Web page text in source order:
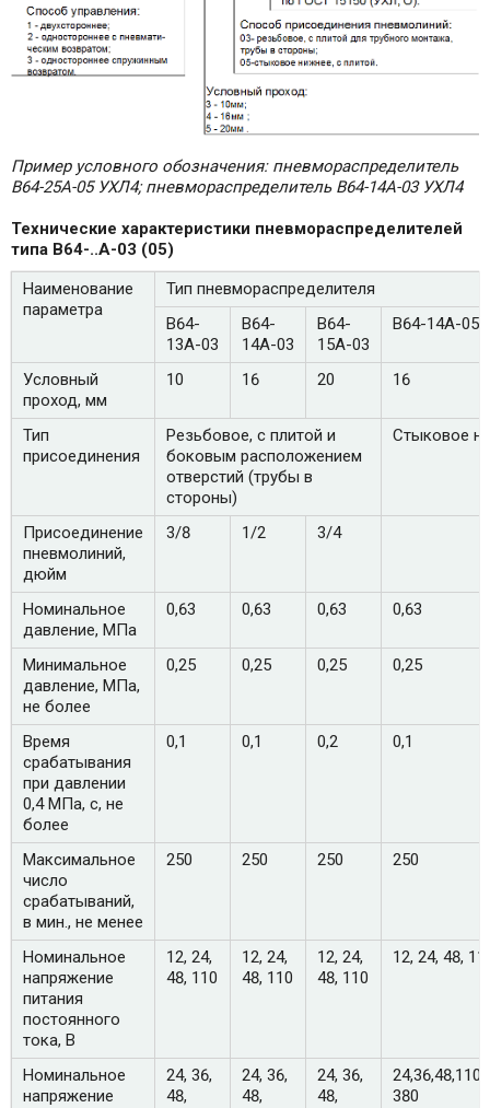
Пример условного обозначения: пневмораспределитель
В64-25А-05 УХЛ4; пневмораспределитель В64-14А-03 УХЛ4
Технические характеристики пневмораспределителей
типа В64-..А-03 (05)
Наименование
параметра
Тип пневмораспределителя
В64-
13А-03
В64-
14А-03
В64-
15А-03
В64-14А-05
Условный
проход, мм
10 16 20 16
Тип
присоединения
Резьбовое, с плитой и
боковым расположением
отверстий (трубы в
стороны)
Стыковое
Присоединение
пневмолиний,
дюйм
3/8 1/2 3/4
Номинальное
давление, МПа
0,63 0,63 0,63 0,63
Минимальное
давление, МПа,
не более
0,25 0,25 0,25 0,25
Время
срабатывания
при давлении
0,4 МПа, с, не
более
0,1 0,1 0,2 0,1
Максимальное
число
срабатываний,
в мин., не менее
250 250 250 250
Номинальное
напряжение
питания
постоянного
тока, В
12, 24,
48, 110
12, 24,
48, 110
12, 24,
48, 110
12, 24, 48,
Номинальное
напряжение
24, 36,
48,
24, 36,
48,
24, 36,
48,
380